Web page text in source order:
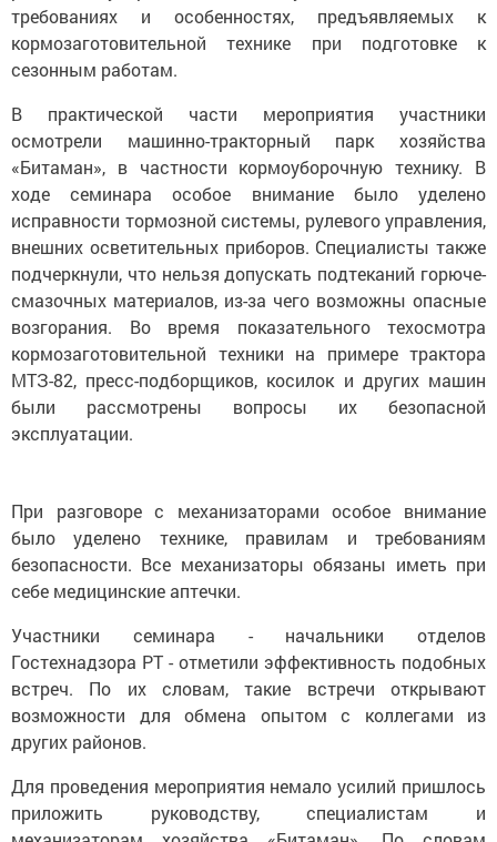
требованиях и особенностях, предъявляемых к
кормозаготовительной технике при подготовке к
сезонным работам.
В практической части мероприятия участники
осмотрели машинно-тракторный парк хозяйства
«Битаман», в частности кормоуборочную технику. В
ходе семинара особое внимание было уделено
исправности тормозной системы, рулевого управления,
внешних осветительных приборов. Специалисты также
подчеркнули, что нельзя допускать подтеканий горюче-
смазочных материалов, из-за чего возможны опасные
возгорания. Во время показательного техосмотра
кормозаготовительной техники на примере трактора
МТЗ-82, пресс-подборщиков, косилок и других машин
были рассмотрены вопросы их безопасной
эксплуатации.
При разговоре с механизаторами особое внимание
было уделено технике, правилам и требованиям
безопасности. Все механизаторы обязаны иметь при
себе медицинские аптечки.
Участники семинара - начальники отделов
Гостехнадзора РТ - отметили эффективность подобных
встреч. По их словам, такие встречи открывают
возможности для обмена опытом с коллегами из
других районов.
Для проведения мероприятия немало усилий пришлось
приложить руководству, специалистам и